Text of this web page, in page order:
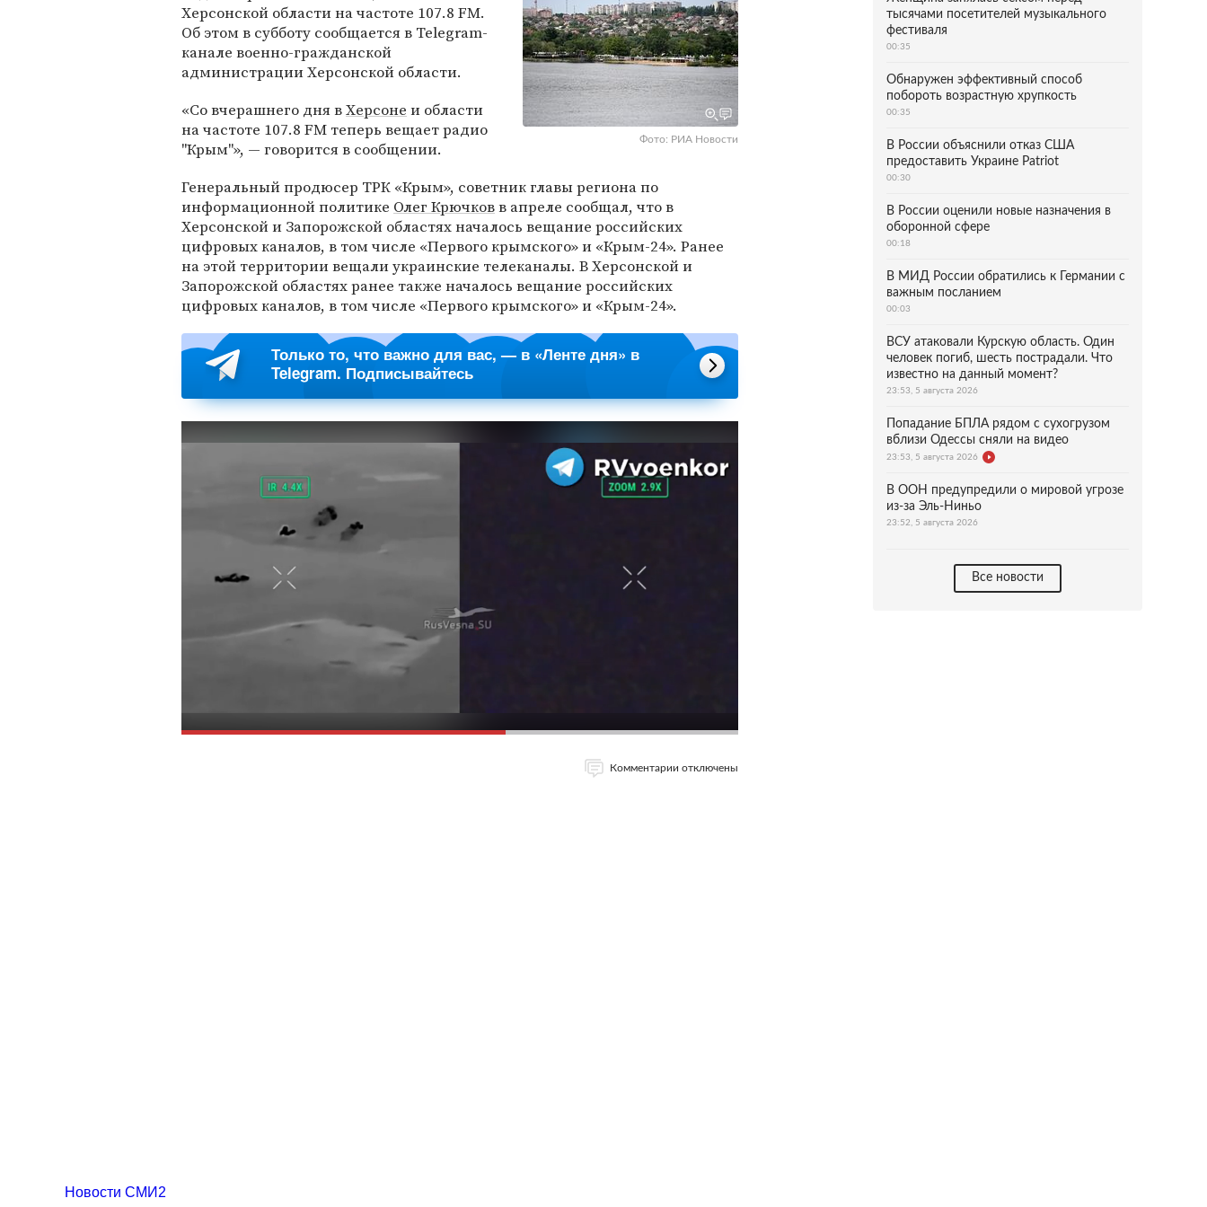
Фото: РИА Новости
Херсонской области на частоте 107.8 FM.
Об этом в субботу сообщается в Telegram-
канале военно-гражданской
администрации Херсонской области.
«Со вчерашнего дня вХерсоне и области
на частоте 107.8 FM теперь вещает радио
"Крым"», — говорится в сообщении.
Генеральный продюсер ТРК «Крым», советник главы региона по
информационной политике Олег Крючковв апреле сообщал, что в
Херсонской и Запорожской областях началось вещание российских
цифровых каналов, в том числе «Первого крымского» и «Крым-24». Ранее
на этой территории вещали украинские телеканалы. В Херсонской и
Запорожской областях ранее также началось вещание российских
цифровых каналов, в том числе «Первого крымского» и «Крым-24».
Только то, что важно для вас, — в «Ленте дня» в
Telegram. Подписывайтесь
Комментарии отключены
тысячами посетителей музыкального
фестиваля
00:35
Обнаружен эффективный способ
побороть возрастную хрупкость
00:35
В России объяснили отказ США
предоставить Украине Patriot
00:30
В России оценили новые назначения в
оборонной сфере
00:18
В МИД России обратились к Германии с
важным посланием
00:03
ВСУ атаковали Курскую область. Один
человек погиб, шесть пострадали. Что
известно на данный момент?
23:53, 5 августа 2026
Попадание БПЛА рядом с сухогрузом
вблизи Одессы сняли на видео
23:53, 5 августа 2026
В ООН предупредили о мировой угрозе
из-за Эль-Ниньо
23:52, 5 августа 2026
Все новости
Новости СМИ2